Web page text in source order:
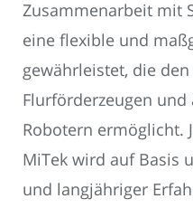
Zusammenarbeit mit
eine flexible und
gewährleistet, die
Flurförderzeugen
Robotern ermöglicht.
MiTek wird auf Basis
und langjähriger